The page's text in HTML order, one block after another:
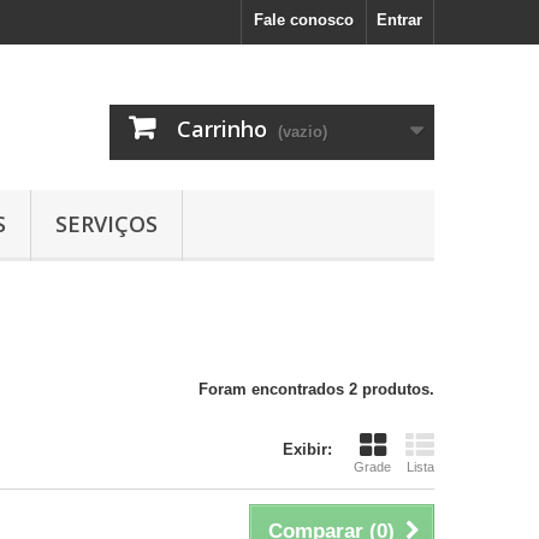
Entrar
Fale conosco
Carrinho (vazio)
SERVIÇOS
Foram encontrados 2 produtos.
Exibir:
Grade Lista
Comparar (0)